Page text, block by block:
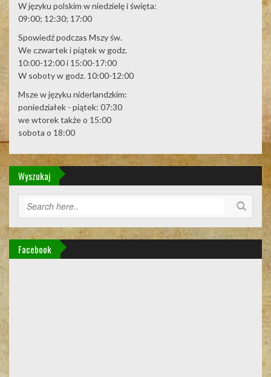
W języku polskim w niedzielę i święta:
09:00; 12:30; 17:00
Spowiedź podczas Mszy św.
We czwartek i piątek w godz.
10:00-12:00 i 15:00-17:00
W soboty w godz. 10:00-12:00
Msze w języku niderlandzkim:
poniedziałek - piątek: 07:30
we wtorek także o 15:00
sobota o 18:00
Wyszukaj
Facebook